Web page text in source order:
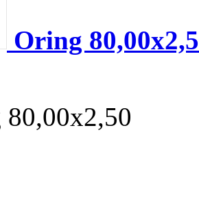
Oring